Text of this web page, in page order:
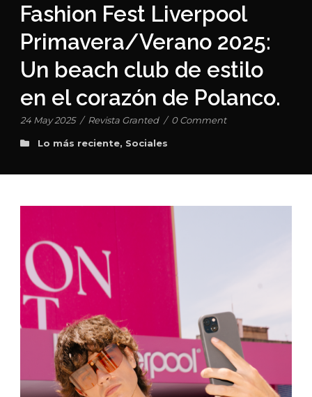
Fashion Fest Liverpool
Primavera/Verano 2025:
Un beach club de estilo
en el corazón de Polanco.
24 May 2025 / Revista Granted / 0 Comment
Lo más reciente, Sociales